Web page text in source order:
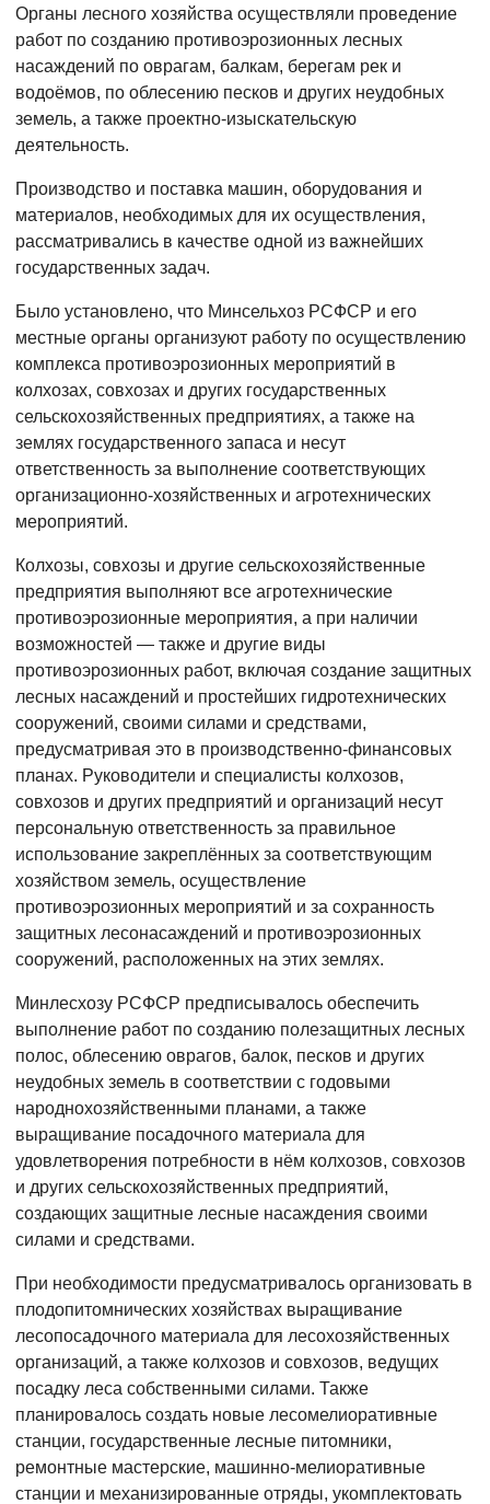
Органы лесного хозяйства осуществляли проведение
работ по созданию противоэрозионных лесных
насаждений по оврагам, балкам, берегам рек и
водоёмов, по облесению песков и других неудобных
земель, а также проектно-изыскательскую
деятельность.
Производство и поставка машин, оборудования и
материалов, необходимых для их осуществления,
рассматривались в качестве одной из важнейших
государственных задач.
Было установлено, что Минсельхоз РСФСР и его
местные органы организуют работу по осуществлению
комплекса противоэрозионных мероприятий в
колхозах, совхозах и других государственных
сельскохозяйственных предприятиях, а также на
землях государственного запаса и несут
ответственность за выполнение соответствующих
организационно-хозяйственных и агротехнических
мероприятий.
Колхозы, совхозы и другие сельскохозяйственные
предприятия выполняют все агротехнические
противоэрозионные мероприятия, а при наличии
возможностей — также и другие виды
противоэрозионных работ, включая создание защитных
лесных насаждений и простейших гидротехнических
сооружений, своими силами и средствами,
предусматривая это в производственно-финансовых
планах. Руководители и специалисты колхозов,
совхозов и других предприятий и организаций несут
персональную ответственность за правильное
использование закреплённых за соответствующим
хозяйством земель, осуществление
противоэрозионных мероприятий и за сохранность
защитных лесонасаждений и противоэрозионных
сооружений, расположенных на этих землях.
Минлесхозу РСФСР предписывалось обеспечить
выполнение работ по созданию полезащитных лесных
полос, облесению оврагов, балок, песков и других
неудобных земель в соответствии с годовыми
народнохозяйственными планами, а также
выращивание посадочного материала для
удовлетворения потребности в нём колхозов, совхозов
и других сельскохозяйственных предприятий,
создающих защитные лесные насаждения своими
силами и средствами.
При необходимости предусматривалось организовать в
плодопитомнических хозяйствах выращивание
лесопосадочного материала для лесохозяйственных
организаций, а также колхозов и совхозов, ведущих
посадку леса собственными силами. Также
планировалось создать новые лесомелиоративные
станции, государственные лесные питомники,
ремонтные мастерские, машинно-мелиоративные
станции и механизированные отряды, укомплектовать